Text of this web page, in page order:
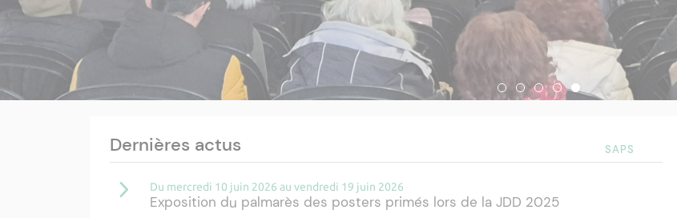
Dernières actus SAPS
Du mercredi 10 juin 2026 au vendredi 19 juin 2026
Exposition du palmarès des posters primés lors de la JDD 2025